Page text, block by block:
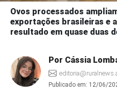
Ovos processados
exportações brasileiras e
resultado em quase duas
Por Cássia
Publicado em: 12/06/